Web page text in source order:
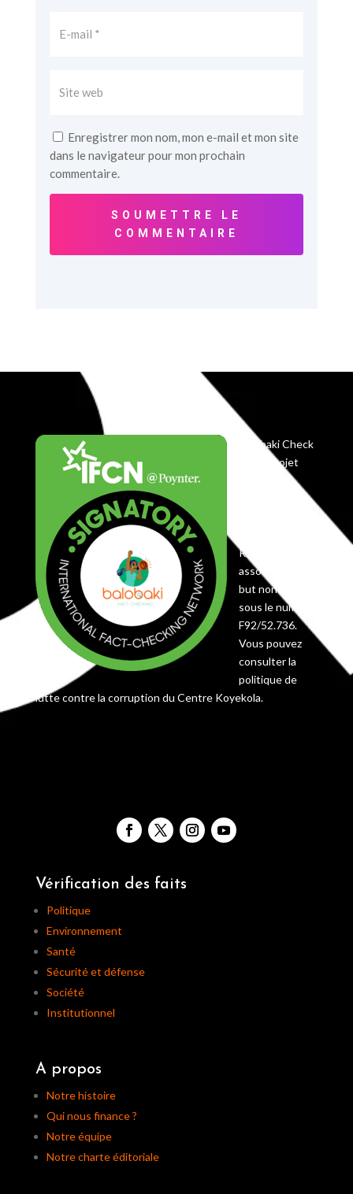
Enregistrer mon nom, mon e-mail et mon site
dans le navigateur pour mon prochain
commentaire.
SOUMETTRE LE
COMMENTAIRE
Balobaki Check
est le projet
éditorial du
RDC comme
association à
but non lucratif
sous le numéro
F92/52.736.
Vous pouvez
consulter la
politique de
lutte contre la corruption du Centre Koyekola.
Vérification des faits
Politique
Environnement
Santé
Sécurité et défense
Société
Institutionnel
A propos
Notre histoire
Qui nous finance ?
Notre équipe
Notre charte éditoriale